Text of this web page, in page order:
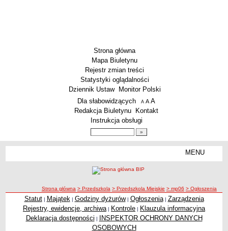
Strona główna
Mapa Biuletynu
Rejestr zmian treści
Statystyki oglądalności
Dziennik Ustaw
Monitor Polski
Menu dodatkowe
Dla słabowidzących A pomniejsz czcionkę
A standardowy rozmiar czcionki
A
Redakcja Biuletynu
Kontakt
Instrukcja obsługi
MENU
Zespoły Szkół
Techniczne Zakłady Naukowe
ścieżka nawigacji
Strona główna > Przedszkola > Przedszkola Miejskie > mp06 > Ogłoszenia
OgłoszeniaStatut| Majątek | Godziny dyżurów| Ogłoszenia| Zarządzenia
Rejestry, ewidencje, archiwa | Kontrole | Klauzula informacyjna
Deklaracja dostępności |
INSPEKTOR OCHRONY DANYCH
OSOBOWYCH